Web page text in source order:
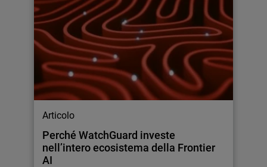
Articolo
Perché WatchGuard investe
nell’intero ecosistema della Frontier
AI